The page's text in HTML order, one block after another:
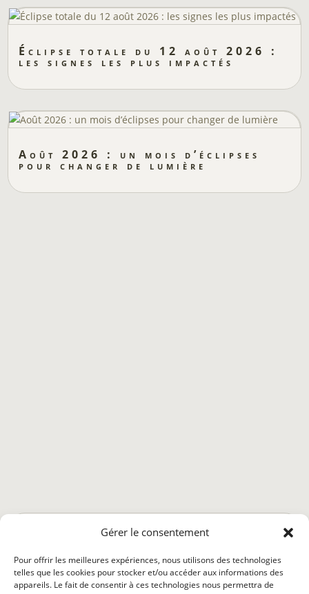
Gérer le consentement
Pour offrir les meilleures expériences, nous utilisons des technologies
telles que les cookies pour stocker et/ou accéder aux informations des
appareils. Le fait de consentir à ces technologies nous permettra de
Éclipse totale du 12 août 2026 :
les signes les plus impactés
Août 2026 : un mois d’éclipses
pour changer de lumière
astro.mantike.fr
Conditions générales
Politique de confidentialité
Politique de cookies (UE)
Mentions légales